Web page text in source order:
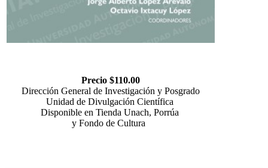
Precio $110.00
Dirección General de Investigación y Posgrado
Unidad de Divulgación Científica
Disponible en Tienda Unach, Porrúa
y Fondo de Cultura